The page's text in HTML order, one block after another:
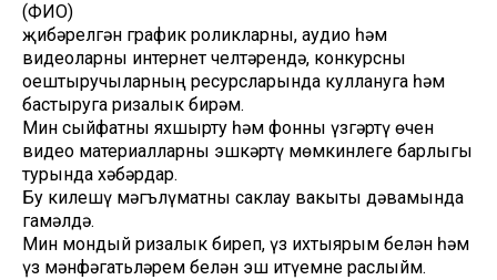
(ФИО)
җибәрелгән график роликларны, аудио һәм
видеоларны интернет челтәрендә, конкурсны
оештыручыларның ресурсларында куллануга һәм
бастыруга ризалык бирәм.
Мин сыйфатны яхшырту һәм фонны үзгәртү өчен
видео материалларны эшкәртү мөмкинлеге барлыгы
турында хәбәрдар.
Бу килешү мәгълүматны саклау вакыты дәвамында
гамәлдә.
Мин мондый ризалык биреп, үз ихтыярым белән һәм
үз мәнфәгатьләрем белән эш итүемне раслыйм.